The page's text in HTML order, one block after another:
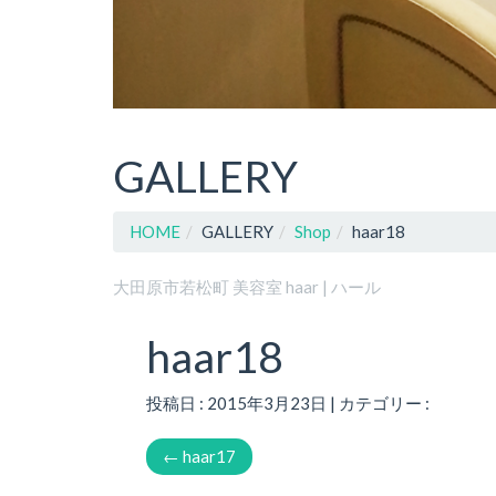
GALLERY
HOME GALLERY Shop haar18
大田原市若松町 美容室 haar | ハール
haar18
投稿日 : 2015年3月23日 | カテゴリー :
← haar17